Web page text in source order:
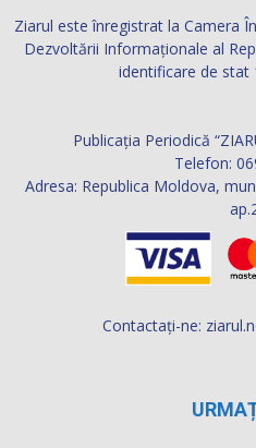
Ziarul este înregistrat la Camera
Dezvoltării Informaţionale al
identificare de stat
Publicația Periodică
Telefon:
Adresa: Republica Moldova,
Contactați-ne: